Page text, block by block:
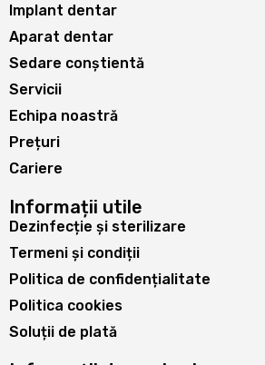
Implant dentar
Aparat dentar
Sedare conștientă
Servicii
Echipa noastră
Prețuri
Cariere
Informații utile
Dezinfecție și sterilizare
Termeni și condiții
Politica de confidențialitate
Politica cookies
Soluții de plată